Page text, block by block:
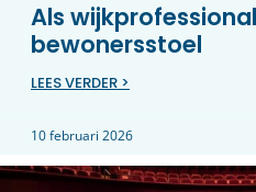
Als
bewonersstoel
LEES VERDER >
10 februari 2026